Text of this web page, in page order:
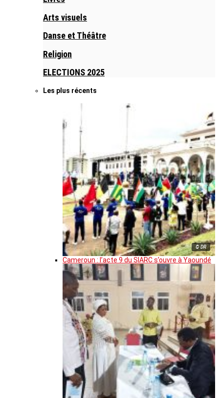
Arts visuels
Danse et Théâtre
Religion
ELECTIONS 2025
Les plus récents
© DR
Cameroun : l’acte 9 du SIARC s’ouvre à Yaoundé